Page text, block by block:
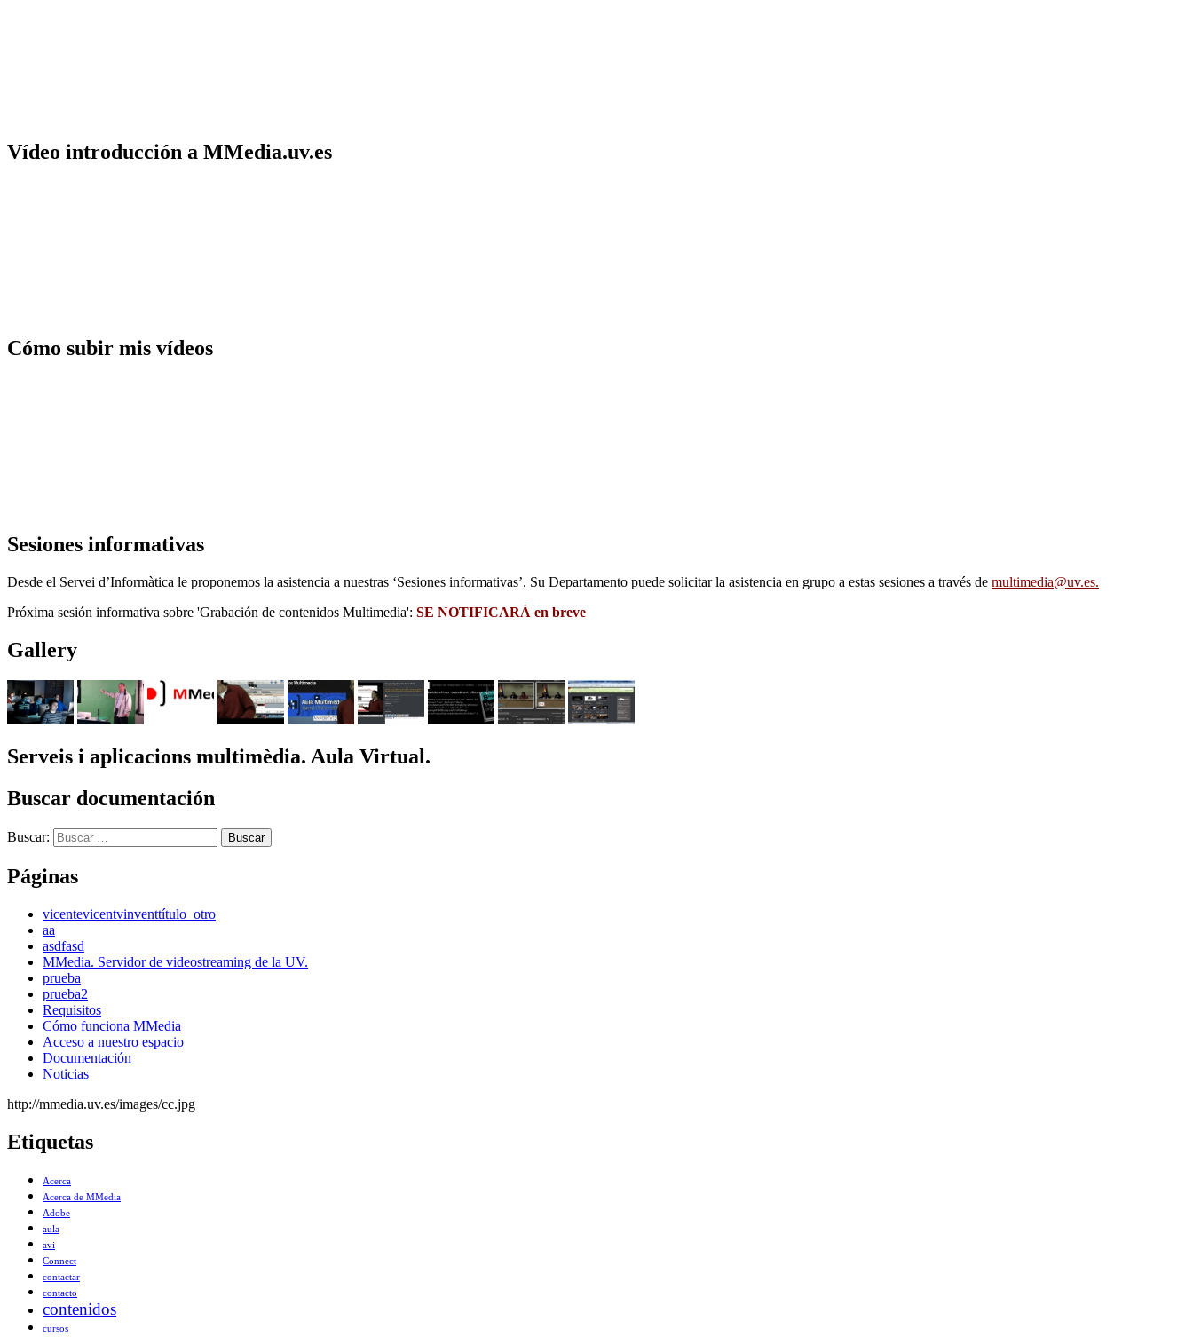
Vídeo introducción a MMedia.uv.es
Cómo subir mis vídeos
Sesiones informativas
Desde el Servei d’Informàtica le proponemos la asistencia a nuestras ‘Sesiones informativas’. Su Departamento puede solicitar la asistencia en grupo a estas sesiones a través de multimedia@uv.es.
Próxima sesión informativa sobre 'Grabación de contenidos Multimedia': SE NOTIFICARÁ en breve
Gallery
Serveis i aplicacions multimèdia. Aula Virtual.
Buscar documentación
Buscar:
Páginas
vicentevicentvinventtítulo_otro
aa
asdfasd
MMedia. Servidor de videostreaming de la UV.
prueba
prueba2
Requisitos
Cómo funciona MMedia
Acceso a nuestro espacio
Documentación
Noticias
http://mmedia.uv.es/images/cc.jpg
Etiquetas
Acerca
Acerca de MMedia
Adobe
aula
avi
Connect
contactar
contacto
contenidos
cursos